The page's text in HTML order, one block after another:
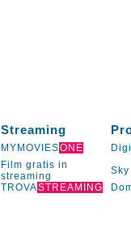
Streaming
MYMOVIESONE
Film gratis in
streaming
Sky
TROVASTREAMING